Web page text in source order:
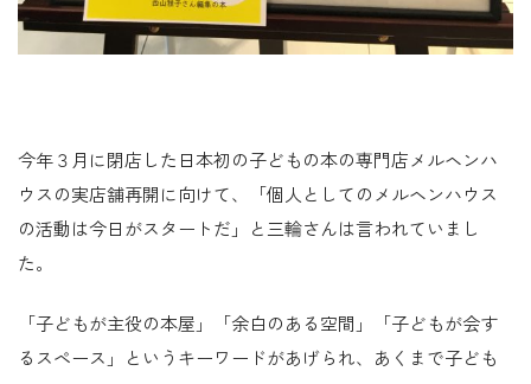
今年３月に閉店した日本初の子どもの本の専門店メルヘンハ
ウスの実店舗再開に向けて、「個人としてのメルヘンハウス
の活動は今日がスタートだ」と三輪さんは言われていまし
た。
「子どもが主役の本屋」「余白のある空間」「子どもが会す
るスペース」というキーワードがあげられ、あくまで子ども